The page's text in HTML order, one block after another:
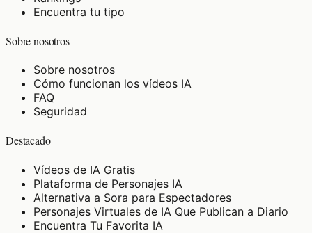
Encuentra tu tipo
Sobre nosotros
Sobre nosotros
Cómo funcionan los vídeos IA
FAQ
Seguridad
Destacado
Vídeos de IA Gratis
Plataforma de Personajes IA
Alternativa a Sora para Espectadores
Personajes Virtuales de IA Que Publican a Diario
Encuentra Tu Favorita IA